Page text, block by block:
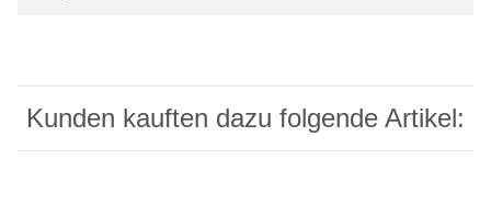
Kunden kauften dazu folgende Artikel: